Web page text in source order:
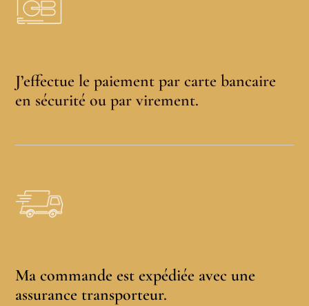
J’effectue le paiement par carte bancaire
en sécurité ou par virement.
Ma commande est expédiée avec une
assurance transporteur.